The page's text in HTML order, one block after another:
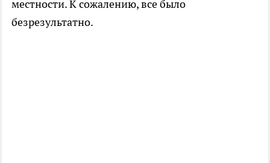
местности. К сожалению, все было
безрезультатно.